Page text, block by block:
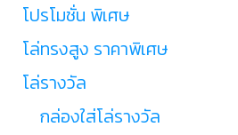
โปรโมชั่น พิเศษ
โล่ทรงสูง ราคาพิเศษ
โล่รางวัล
กล่องใส่โล่รางวัล